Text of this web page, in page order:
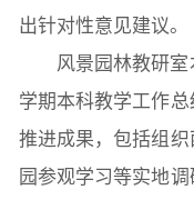
出针对性意见建议。
风景园林教研
学期本科教学工作
推进成果，包括组
园参观学习等实地